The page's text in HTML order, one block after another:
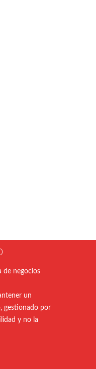
de negocios
un
gestionado por
y no la